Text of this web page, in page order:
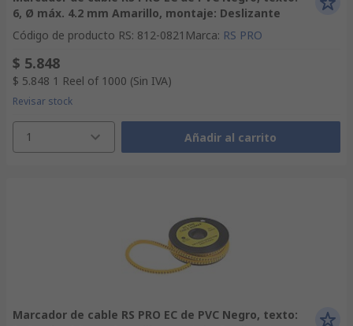
6, Ø máx. 4.2 mm Amarillo, montaje: Deslizante
Código de producto RS: 812-0821 Marca: RS PRO
$ 5.848
$ 5.848 1 Reel of 1000 (Sin IVA)
Revisar stock
1 Añadir al carrito
Marcador de cable RS PRO EC de PVC Negro, texto: